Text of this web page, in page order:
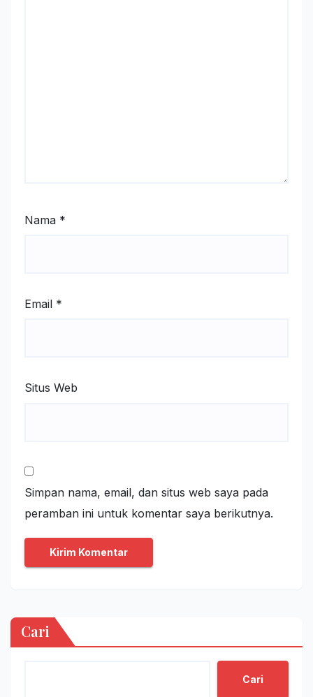
Nama *
Email *
Situs Web
Simpan nama, email, dan situs web saya pada
peramban ini untuk komentar saya berikutnya.
Cari
Cari